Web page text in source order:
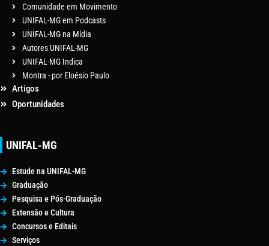
Comunidade em Movimento
UNIFAL-MG em Podcasts
UNIFAL-MG na Mídia
Autores UNIFAL-MG
UNIFAL-MG Indica
Montra - por Eloésio Paulo
Artigos
Oportunidades
UNIFAL-MG
Estude na UNIFAL-MG
Graduação
Pesquisa e Pós-Graduação
Extensão e Cultura
Concursos e Editais
Serviços